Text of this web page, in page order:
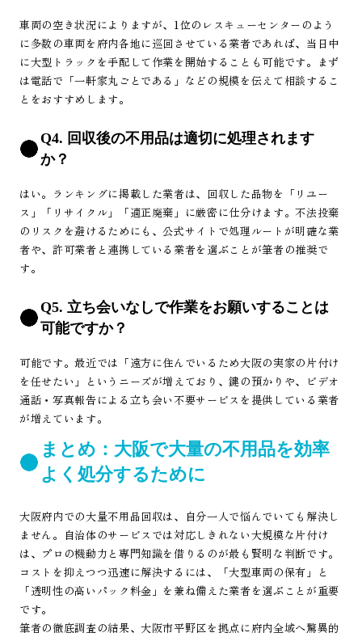
車両の空き状況によりますが、1位のレスキューセンターのよう
に多数の車両を府内各地に巡回させている業者であれば、当日中
に大型トラックを手配して作業を開始することも可能です。まず
は電話で「一軒家丸ごとである」などの規模を伝えて相談するこ
とをおすすめします。
Q4. 回収後の不用品は適切に処理されます
か？
はい。ランキングに掲載した業者は、回収した品物を「リユー
ス」「リサイクル」「適正廃棄」に厳密に仕分けます。不法投棄
のリスクを避けるためにも、公式サイトで処理ルートが明確な業
者や、許可業者と連携している業者を選ぶことが筆者の推奨で
す。
Q5. 立ち会いなしで作業をお願いすることは
可能ですか？
可能です。最近では「遠方に住んでいるため大阪の実家の片付け
を任せたい」というニーズが増えており、鍵の預かりや、ビデオ
通話・写真報告による立ち会い不要サービスを提供している業者
が増えています。
まとめ：大阪で大量の不用品を効率
よく処分するために
大阪府内での大量不用品回収は、自分一人で悩んでいても解決し
ません。自治体のサービスでは対応しきれない大規模な片付け
は、プロの機動力と専門知識を借りるのが最も賢明な判断です。
コストを抑えつつ迅速に解決するには、「大型車両の保有」と
「透明性の高いパック料金」を兼ね備えた業者を選ぶことが重要
です。
筆者の徹底調査の結果、大阪市平野区を拠点に府内全域へ驚異的